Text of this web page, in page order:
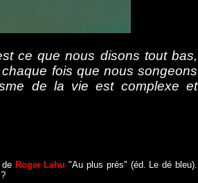
ce que nous disons tout bas,
fois que nous songeons
de la vie est complexe et
Roger Lahu "Au plus près" (éd. Le dé bleu).